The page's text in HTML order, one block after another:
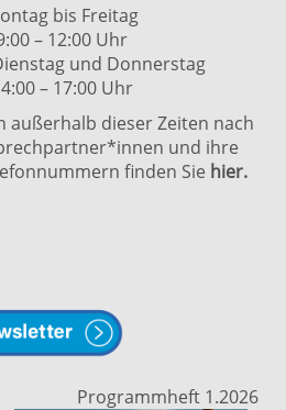
bis Freitag
– 12:00 Uhr
und Donnerstag
– 17:00 Uhr
außerhalb dieser Zeiten nach
und ihre
finden Sie hier.
Programmheft 1.2026